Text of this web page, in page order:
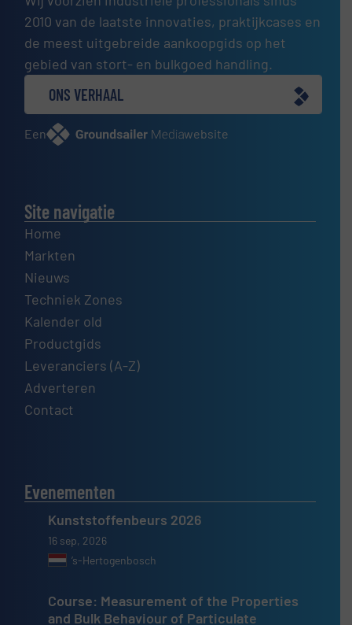
2010 van de laatste innovaties, praktijkcases en
de meest uitgebreide aankoopgids op het
gebied van stort- en bulkgoed handling.
ONS VERHAAL
Een website
Site navigatie
Home
Markten
Nieuws
Techniek Zones
Kalender old
Productgids
Leveranciers (A-Z)
Adverteren
Contact
Evenementen
Kunststoffenbeurs 2026
16 sep, 2026
’s-Hertogenbosch
Course: Measurement of the Properties
and Bulk Behaviour of Particulate